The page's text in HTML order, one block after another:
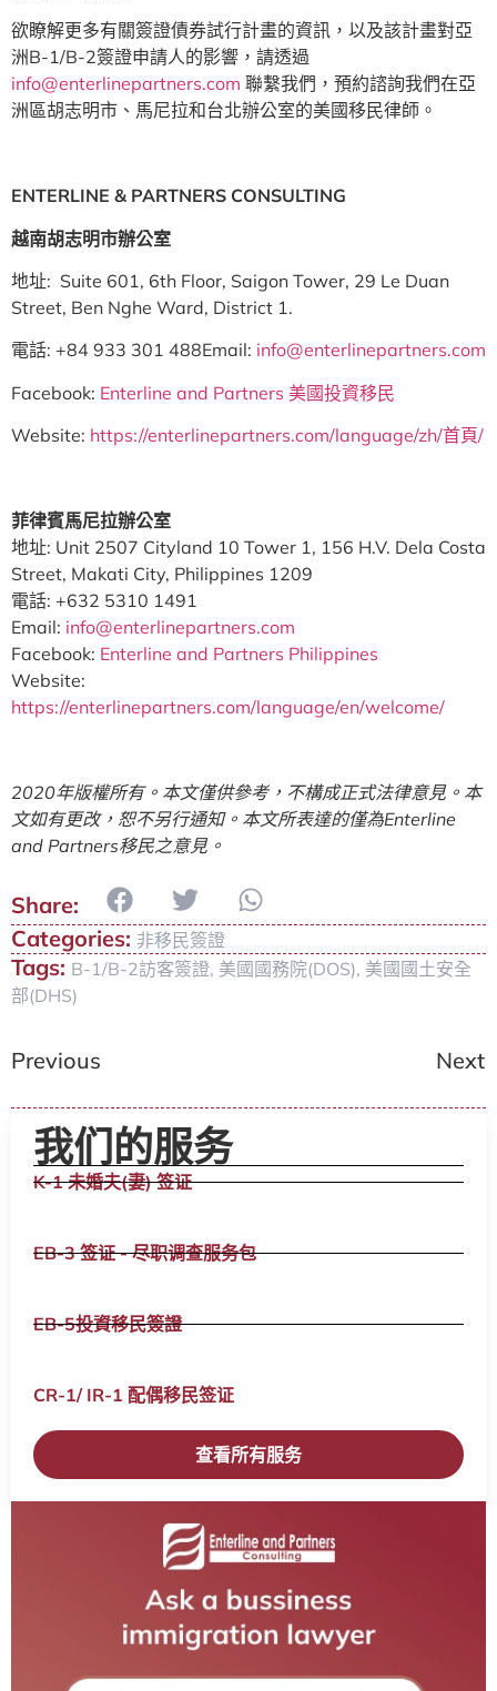
欲瞭解更多有關簽證債券試行計畫的資訊，以及該計畫對亞
洲B-1/B-2簽證申請人的影響，請透過
info@enterlinepartners.com 聯繫我們，預約諮詢我們在亞
洲區胡志明市、馬尼拉和台北辦公室的美國移民律師。
ENTERLINE & PARTNERS CONSULTING
越南胡志明市辦公室
地址: Suite 601, 6th Floor, Saigon Tower, 29 Le Duan
Street, Ben Nghe Ward, District 1.
電話: +84 933 301 488Email: info@enterlinepartners.com
Facebook: Enterline and Partners 美國投資移民
Website: https://enterlinepartners.com/language/zh/首頁/
菲律賓馬尼拉辦公室
地址: Unit 2507 Cityland 10 Tower 1, 156 H.V. Dela Costa
Street, Makati City, Philippines 1209
電話: +632 5310 1491
Email: info@enterlinepartners.com
Facebook: Enterline and Partners Philippines
Website:
https://enterlinepartners.com/language/en/welcome/
2020年版權所有。本文僅供參考，不構成正式法律意見。本
文如有更改，恕不另行通知。本文所表達的僅為Enterline
and Partners移民之意見。
Categories: 非移民簽證
Tags: B-1/B-2訪客簽證, 美國國務院(DOS), 美國國土安全
部(DHS)
Previous Next
我们的服务
K-1 未婚夫(妻) 签证
EB-3 签证 - 尽职调查服务包
EB-5投資移民簽證
CR-1/ IR-1 配偶移民签证​
查看所有服务